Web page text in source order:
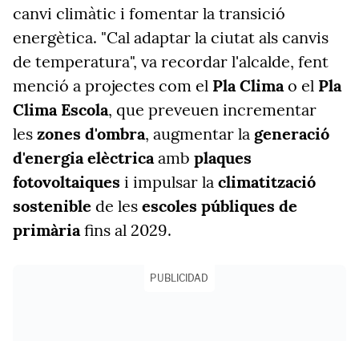
canvi climàtic i fomentar la transició
energètica. "Cal adaptar la ciutat als canvis
de temperatura", va recordar l'alcalde, fent
menció a projectes com el Pla Clima o el Pla
Clima Escola, que preveuen incrementar
les zones d'ombra, augmentar la generació
d'energia elèctrica amb plaques
fotovoltaiques i impulsar la climatització
sostenible de les escoles públiques de
primària fins al 2029.
PUBLICIDAD